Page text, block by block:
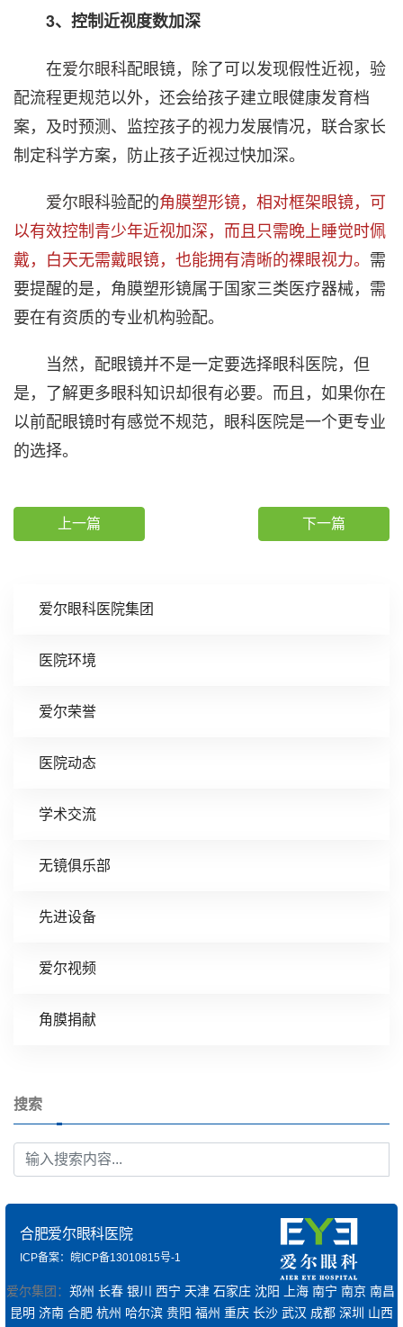
爱尔眼科医院集团
医院环境
爱尔荣誉
医院动态
学术交流
无镜俱乐部
先进设备
爱尔视频
角膜捐献
搜索
3、控制近视度数加深
在爱尔眼科配眼镜，除了可以发现假性近视，验
配流程更规范以外，还会给孩子建立眼健康发育档
案，及时预测、监控孩子的视力发展情况，联合家长
制定科学方案，防止孩子近视过快加深。
爱尔眼科验配的角膜塑形镜，相对框架眼镜，可
以有效控制青少年近视加深，而且只需晚上睡觉时佩
戴，白天无需戴眼镜，也能拥有清晰的裸眼视力。 需
要提醒的是，角膜塑形镜属于国家三类医疗器械，需
要在有资质的专业机构验配。
当然，配眼镜并不是一定要选择眼科医院，但
是，了解更多眼科知识却很有必要。而且，如果你在
以前配眼镜时有感觉不规范，眼科医院是一个更专业
的选择。
上一篇 下一篇
合肥爱尔眼科医院
ICP备案：皖ICP备13010815号-1
爱尔集团： 郑州 长春 银川 西宁 天津 石家庄 沈阳 上海 南宁 南京 南昌
昆明 济南 合肥 杭州 哈尔滨 贵阳 福州 重庆 长沙 武汉 成都 深圳 山西